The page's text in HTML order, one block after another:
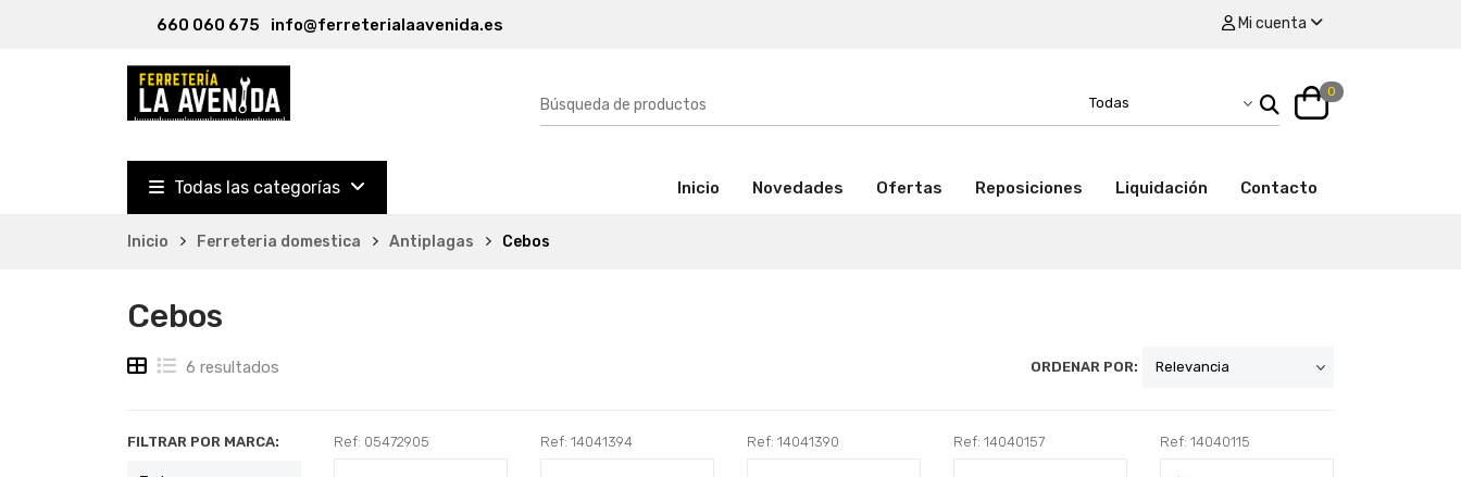
660 060 675 info@ferreterialaavenida.es Mi cuenta
0
Todas las categorías Inicio (activo)Novedades Ofertas Reposiciones Liquidación Contacto
Inicio Ferreteria domestica Antiplagas Cebos
Cebos
6 resultados ORDENAR POR:
FILTRAR POR MARCA: Ref: 05472905 Ref: 14041394 Ref: 14041390 Ref: 14040157 Ref: 14040115